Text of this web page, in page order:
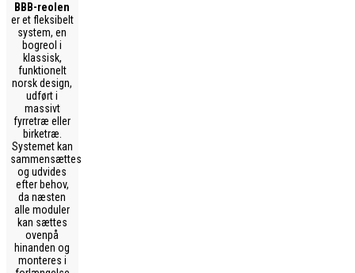
BBB-reolen
er et fleksibelt
system, en
bogreol i
klassisk,
funktionelt
norsk design,
udført i
massivt
fyrretræ eller
birketræ.
Systemet kan
sammensættes
og udvides
efter behov,
da næsten
alle moduler
kan sættes
ovenpå
hinanden og
monteres i